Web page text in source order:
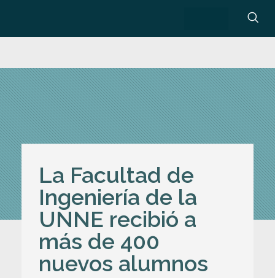
La Facultad de
Ingeniería de la
UNNE recibió a
más de 400
nuevos alumnos